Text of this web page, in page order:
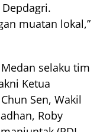
muatan lokal,”
selaku tim
Ketua
Sen, Wakil
Roby